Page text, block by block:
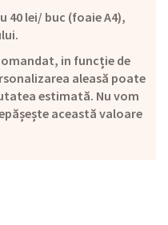
40 lei/ buc (foaie A4),
in funcție de
aleasă poate
estimată. Nu vom
această valoare